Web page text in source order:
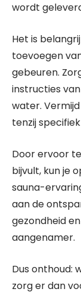
wordt
Het is
toevoegen
gebeuren.
instructies
water.
tenzij
Door ervoor
bijvult, kun je
sauna-
aan de
gezondheid
aangenamer.
Dus onthoud:
zorg er dan